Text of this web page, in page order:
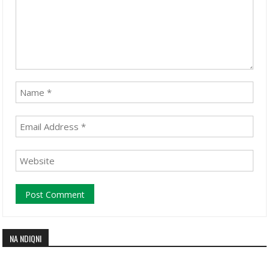
NA NDIQNI